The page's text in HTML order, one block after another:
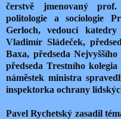
čerstvě jmenovaný
politologie a sociologie
Gerloch, vedoucí
Vladimír Sládeček,
Baxa, předseda
předseda Trestního
náměstek ministra
inspektorka ochrany
Pavel Rychetský zasadil